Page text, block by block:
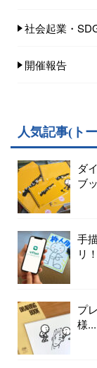
社会起業・
開催報告
人気記事(ト
ダ
ブ
手
リ
プ
様...